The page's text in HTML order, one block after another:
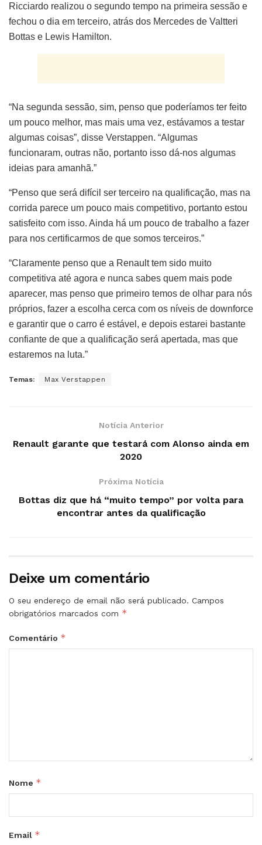
Ricciardo realizou o segundo tempo na primeira sessão e
fechou o dia em terceiro, atrás dos Mercedes de Valtteri
Bottas e Lewis Hamilton.
“Na segunda sessão, sim, penso que poderíamos ter feito
um pouco melhor, mas mais uma vez, estávamos a testar
algumas coisas”, disse Verstappen. “Algumas
funcionaram, outras não, portanto isso dá-nos algumas
ideias para amanhã.”
“Penso que será difícil ser terceiro na qualificação, mas na
corrida parece um pouco mais competitivo, portanto estou
satisfeito com isso. Ainda há um pouco de trabalho a fazer
para nos certificarmos de que somos terceiros.”
“Claramente penso que a Renault tem sido muito
competitiva até agora e nunca sabes quem mais pode
aparecer, mas penso que primeiro temos de olhar para nós
próprios, fazer a escolha cerca com os níveis de downforce
e garantir que o carro é estável, e depois estarei bastante
confiante de que a qualificação será apertada, mas que
estaremos na luta.”
Temas: Max Verstappen
Notícia Anterior
Renault garante que testará com Alonso ainda em
2020
Próxima Notícia
Bottas diz que há “muito tempo” por volta para
encontrar antes da qualificação
Deixe um comentário
O seu endereço de email não será publicado. Campos
obrigatórios marcados com *
Comentário *
Nome *
Email *